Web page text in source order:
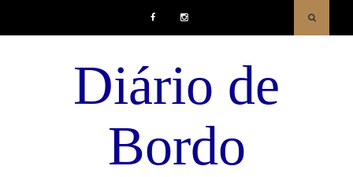
Facebook
Diário de
Bordo